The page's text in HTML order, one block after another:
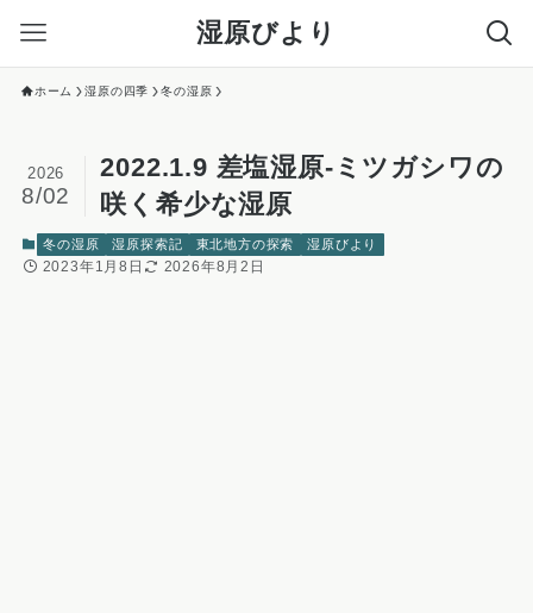
湿原びより
ホーム 湿原の四季 冬の湿原
2022.1.9 差塩湿原-ミツガシワの
咲く希少な湿原
2026
8/02
冬の湿原 湿原探索記 東北地方の探索 湿原びより
2023年1月8日 2026年8月2日